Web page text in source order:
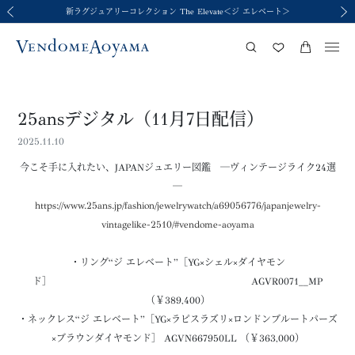
2026年春夏コレクション Brise-légère
令和8年熊本地震の影響による荷物のお届けについて
新ラグジュアリーコレクション The Elevate＜ジ エレベート＞
2026年春夏コレクション Brise-légère
令和8年熊本地震の影響による荷物のお届けについて
25ansデジタル（11月7日配信）
2025.11.10
今こそ手に入れたい、JAPANジュエリー図鑑 ―ヴィンテージライク24選
―
https://www.25ans.jp/fashion/jewelrywatch/a69056776/japanjewelry-
vintagelike-2510/#vendome-aoyama
・リング“ジ エレベート”［YG×シェル×ダイヤモン
ド］ AGVR0071__MP
（￥389,400）
・ネックレス“ジ エレベート”［YG×ラピスラズリ×ロンドンブルートパーズ
×ブラウンダイヤモンド］ AGVN667950LL （￥363,000）